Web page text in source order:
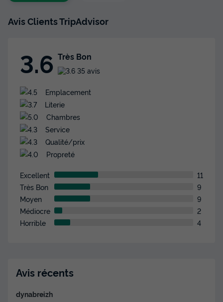
Avis Clients TripAdvisor
3.6 Très Bon
35 avis
Emplacement
Literie
Chambres
Service
Qualité/prix
Propreté
Excellent
11
Très Bon
9
Moyen
9
Médiocre
2
Horrible
4
Avis récents
dynabreizh